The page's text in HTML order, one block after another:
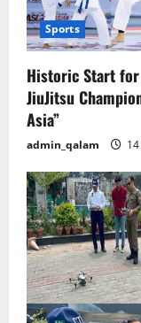
Sports
Historic Start for
JiuJitsu
Asia”
admin_qalam